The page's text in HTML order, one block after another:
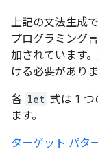
上記の文法生成で
プログラミング
加されています
ける必要がありま
各 let 式は 1 つ
ます。
ターゲット パタ